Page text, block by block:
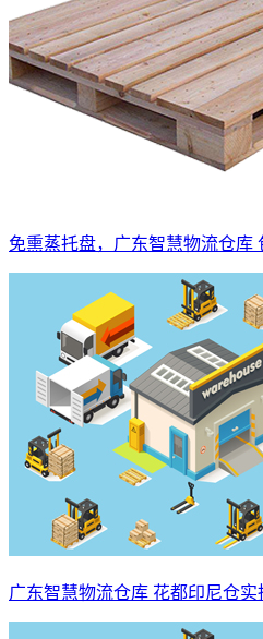
免熏蒸托盘，广东智慧物流仓库
广东智慧物流仓库 花都印尼仓实